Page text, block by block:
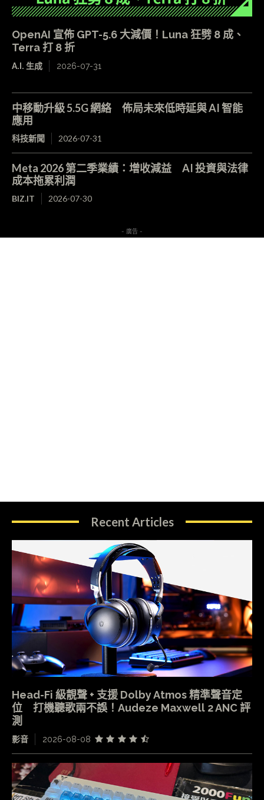
OpenAI 宣佈 GPT-5.6 大減價！Luna 狂劈 8 成、
Terra 打 8 折
A.I. 生成 2026-07-31
中移動升級 5.5G 網絡 佈局未來低時延與 AI 智能
應用
科技新聞 2026-07-31
Meta 2026 第二季業績：增收減益 AI 投資與法律
成本拖累利潤
BIZ.IT 2026-07-30
- 廣告 -
Recent Articles
Head-Fi 級靚聲 + 支援 Dolby Atmos 精準聲音定
位 打機聽歌兩不誤！Audeze Maxwell 2 ANC 評
測
影音 2026-08-08